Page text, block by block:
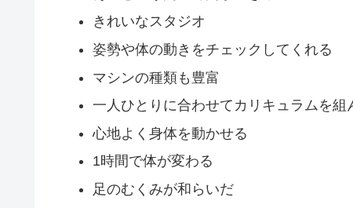
きれいなスタジオ
姿勢や体の動きをチェックしてくれる
マシンの種類も豊富
一人ひとりに合わせてカリキュラムを組
心地よく身体を動かせる
1時間で体が変わる
足のむくみが和らいだ